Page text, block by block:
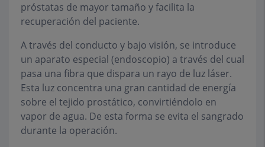
próstatas de mayor tamaño y facilita la
recuperación del paciente.
A través del conducto y bajo visión, se introduce
un aparato especial (endoscopio) a través del cual
pasa una fibra que dispara un rayo de luz láser.
Esta luz concentra una gran cantidad de energía
sobre el tejido prostático, convirtiéndolo en
vapor de agua. De esta forma se evita el sangrado
durante la operación.